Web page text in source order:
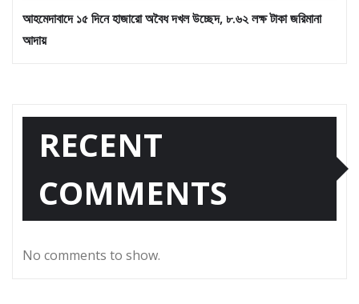
আহমেদাবাদে ১৫ দিনে হাজারো অবৈধ দখল উচ্ছেদ, ৮.৬২ লক্ষ টাকা জরিমানা
আদায়
RECENT
COMMENTS
No comments to show.